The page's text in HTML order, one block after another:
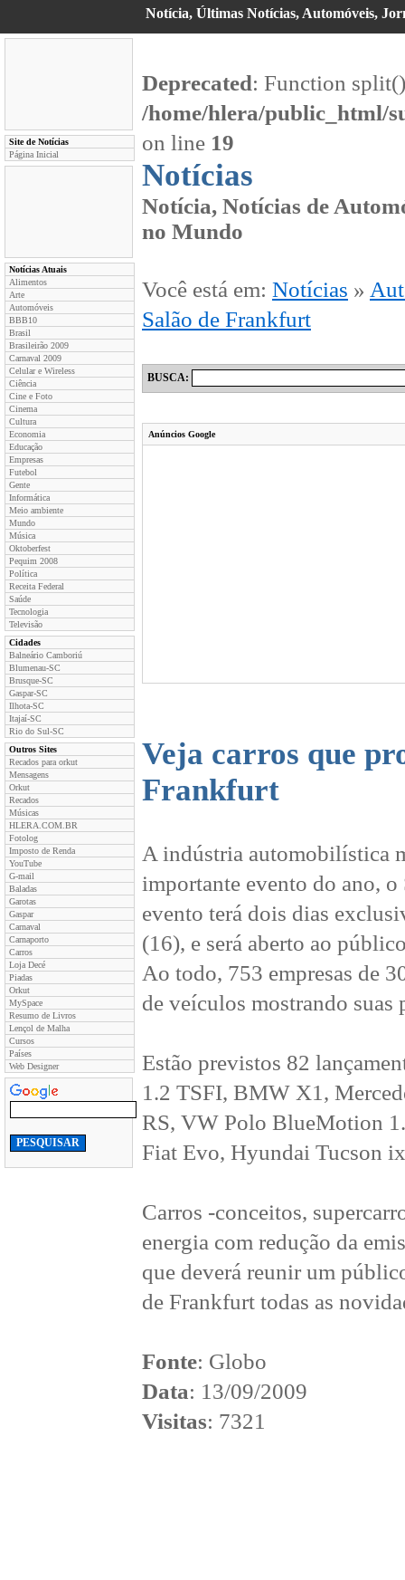
Notícia, Últimas Notícias, Automóveis,
Site de Notícias
Página Inicial
Notícias Atuais
Alimentos
Arte
Automóveis
BBB10
Brasil
Brasileirão 2009
Carnaval 2009
Celular e Wireless
Ciência
Cine e Foto
Cinema
Cultura
Economia
Educação
Empresas
Futebol
Gente
Informática
Meio ambiente
Mundo
Música
Oktoberfest
Pequim 2008
Política
Receita Federal
Saúde
Tecnologia
Televisão
Cidades
Balneário Camboriú
Blumenau-SC
Brusque-SC
Gaspar-SC
Ilhota-SC
Itajaí-SC
Rio do Sul-SC
Outros Sites
Recados para orkut
Mensagens
Orkut
Recados
Músicas
HLERA.COM.BR
Fotolog
Imposto de Renda
YouTube
G-mail
Baladas
Garotas
Gaspar
Carnaval
Carnaporto
Carros
Loja Decé
Piadas
Orkut
MySpace
Resumo de Livros
Lençol de Malha
Cursos
Países
Web Designer
Deprecated: Function
/home/hlera/public_html/
on line 19
Notícias
Notícia, Notícias de
no Mundo
Você está em: Notícias »
Salão de Frankfurt
BUSCA:
Anúncios Google
Veja carros que
Frankfurt
A indústria automobilística
importante evento do ano,
evento terá dois dias
(16), e será aberto ao
Ao todo, 753 empresas de
de veículos mostrando
Estão previstos 82
1.2 TSFI, BMW X1,
RS, VW Polo BlueMotion
Fiat Evo, Hyundai Tucson
Carros -conceitos,
energia com redução da
que deverá reunir um
de Frankfurt todas as
Fonte: Globo
Data: 13/09/2009
Visitas: 7321